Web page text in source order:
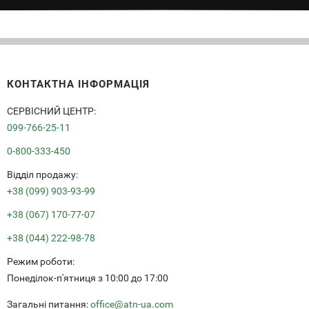
КОНТАКТНА ІНФОРМАЦІЯ
СЕРВІСНИЙ ЦЕНТР:
099-766-25-11
0-800-333-450
Вiддiл продажу:
+38 (099) 903-93-99
+38 (067) 170-77-07
+38 (044) 222-98-78
Режим роботи:
Понеділок-п'ятниця з 10:00 до 17:00
Загальні питання:office@atn-ua.com